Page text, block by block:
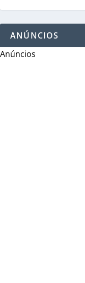
ANÚNCIOS
Anúncios